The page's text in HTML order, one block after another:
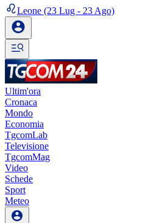
Leone (23 Lug - 23 Ago)
Ultim'ora
Cronaca
Mondo
Economia
TgcomLab
Televisione
TgcomMag
Video
Schede
Sport
Meteo